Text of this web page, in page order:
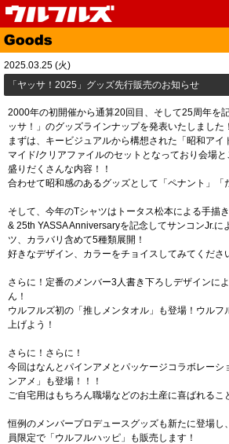
Top
Media Live
Fanclub Goods
Contact
2025.03.25 (火)
「ヤッサ！2025」グッズ先行販売のお知らせ
2000年の初開催から通算20回目、そして25周年を
ッサ！」のグッズラインナップを発表いたしました！
まずは、キービジュアルから構想された「昭和アイ
マイド/クリアファイルのセットとなっており会場
盛りだくさんな内容！！
合わせて昭和感のあるグッズとして「ペナント」「
そして、今年のTシャツはトータス松本による手描
& 25th YASSA Anniversaryを記念してサンコンJr.に
ツ、カラバリ含めて5種類展開！
好きなデザイン、カラーをチョイスしてみてくださ
さらに！定番のメンバー3人書き下ろしデザインに
ん！
ウルフルズ初の「推しメンタオル」も登場！ウルフ
上げよう！
さらに！さらに！
今回はなんとパインアメとパッケージコラボレーシ
ンアメ」も登場！！！
ご自宅用はもちろん職場などのお土産に喜ばれるこ
恒例のメンバープロデュースグッズも新たに登場し
員限定で「ウルフルハッピ」も販売します！